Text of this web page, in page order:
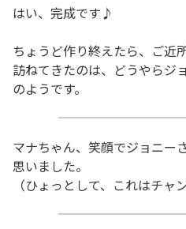
はい、完成です♪
ちょうど作り終えたら、ご近
訪ねてきたのは、どうやらジ
のようです。
マナちゃん、笑顔でジョニー
思いました。
（ひょっとして、これはチャ